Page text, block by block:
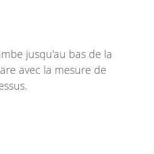
jusqu'au bas de la
avec la mesure de